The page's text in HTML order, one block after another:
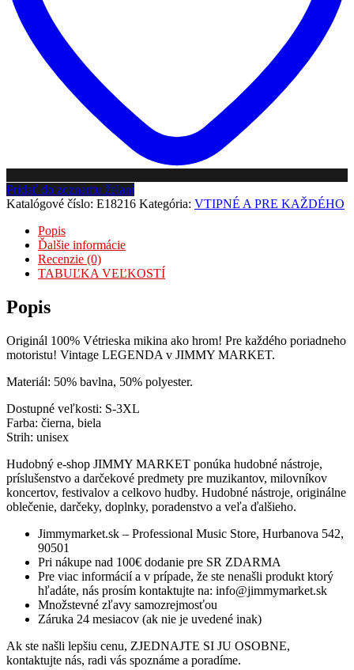
Pridať do zoznamu želaní
Katalógové číslo: E18216 Kategória: VTIPNÉ A PRE KAŽDÉHO
Popis
Ďalšie informácie
Recenzie (0)
TABUĽKA VEĽKOSTÍ
Popis
Originál 100% Vétrieska mikina ako hrom! Pre každého poriadneho
motoristu! Vintage LEGENDA v JIMMY MARKET.
Materiál: 50% bavlna, 50% polyester.
Dostupné veľkosti: S-3XL
Farba: čierna, biela
Strih: unisex
Hudobný e-shop JIMMY MARKET ponúka hudobné nástroje,
príslušenstvo a darčekové predmety pre muzikantov, milovníkov
koncertov, festivalov a celkovo hudby. Hudobné nástroje, originálne
oblečenie, darčeky, doplnky, poradenstvo a veľa ďalšieho.
Jimmymarket.sk – Professional Music Store, Hurbanova 542,
90501
Pri nákupe nad 100€ dodanie pre SR ZDARMA
Pre viac informácií a v prípade, že ste nenašli produkt ktorý
hľadáte, nás prosím kontaktujte na: info@jimmymarket.sk
Množstevné zľavy samozrejmosťou
Záruka 24 mesiacov (ak nie je uvedené inak)
Ak ste našli lepšiu cenu, ZJEDNAJTE SI JU OSOBNE,
kontaktujte nás, radi vás spoznáme a poradíme.